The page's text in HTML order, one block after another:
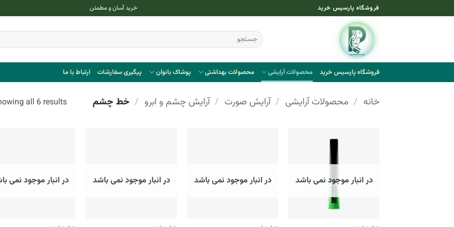
to
فروشگاه پارسیس خرید خرید آسان و مطمئن
جستجو
برای:
فروشگاه پارسیس خرید محصولات آرایشی محصولات بهداشتی پوشاک بانوان پیگیری سفارشات ارتباط با ما
خانه / محصولات آرایشی / آرایش صورت / آرایش چشم و ابرو / خط چشم all 6 results
در انبار موجود نمی باشد در انبار موجود نمی باشد در انبار موجود نمی باشد در انبار موجود نمی